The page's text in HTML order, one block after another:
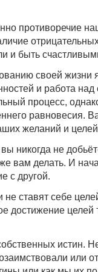
противоречие
и быть
своей жизни
и работа
процесс,
равновесия.
желаний и
никогда не
вам делать. И
с другой.
ставят себе
достижение целей
истин.
или